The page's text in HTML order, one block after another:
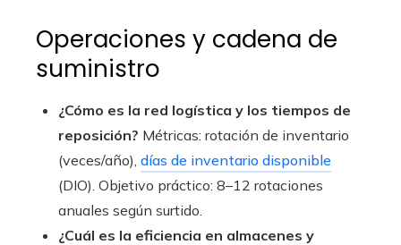
Operaciones y cadena de
suministro
¿Cómo es la red logística y los tiempos de
reposición? Métricas: rotación de inventario
(veces/año), días de inventario disponible
(DIO). Objetivo práctico: 8–12 rotaciones
anuales según surtido.
¿Cuál es la eficiencia en almacenes y